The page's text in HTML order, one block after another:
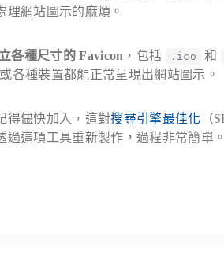
網站圖示的麻煩。
各種尺寸的 Favicon ，包括 .ico 和
各種裝置都能正常呈現出網站圖示。
得儘快加入，這對搜尋引擎最佳化 （
這項工具重新製作，過程非常簡單。